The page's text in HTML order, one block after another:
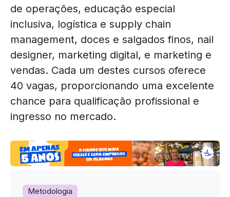
de operações, educação especial
inclusiva, logística e supply chain
management, doces e salgados finos, nail
designer, marketing digital, e marketing e
vendas. Cada um destes cursos oferece
40 vagas, proporcionando uma excelente
chance para qualificação profissional e
ingresso no mercado.
Metodologia